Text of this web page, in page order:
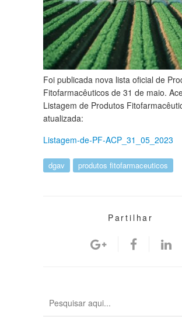
Foi publicada nova lista oficial de
Fitofarmacêuticos de 31 de maio.
Listagem de Produtos
atualizada:
Listagem-de-PF-ACP_31_05_2023
dgav produtos fitofarmaceuticos
Partilhar